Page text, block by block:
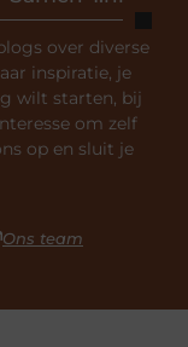
over diverse
inspiratie, je
wilt starten, bij
om zelf
op en sluit je
Ons team